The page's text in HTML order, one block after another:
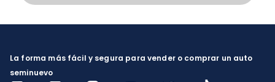
La forma más fácil y segura para vender o comprar un auto
seminuevo